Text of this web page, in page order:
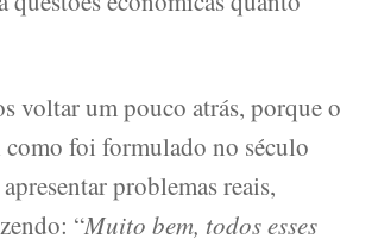
voltar um pouco atrás, porque o
foi formulado no século
problemas reais,
“Muito bem, todos esses